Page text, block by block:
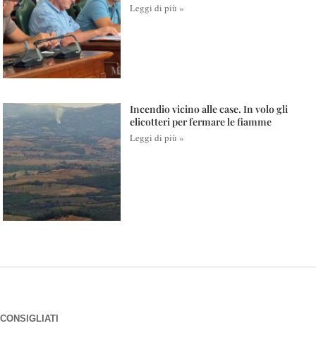
Leggi di più »
Incendio vicino alle case. In volo gli
elicotteri per fermare le fiamme
Leggi di più »
CONSIGLIATI